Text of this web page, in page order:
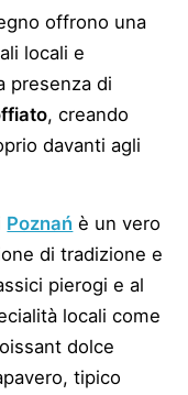
offrono una
locali e
presenza di
, creando
davanti agli
Poznań è un vero
di tradizione e
pierogi e al
locali come
dolce
tipico